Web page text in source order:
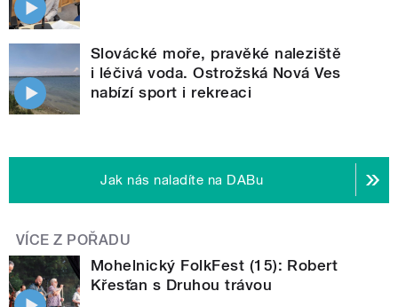
Slovácké moře, pravěké naleziště
i léčivá voda. Ostrožská Nová Ves
nabízí sport i rekreaci
Jak nás naladíte na DABu
VÍCE Z POŘADU
Mohelnický FolkFest (15): Robert
Křesťan s Druhou trávou